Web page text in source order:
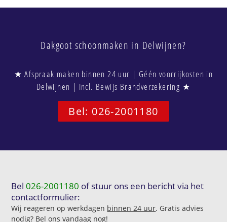
Dakgoot schoonmaken in Delwijnen?
★ Afspraak maken binnen 24 uur | Géén voorrijkosten in
Delwijnen | Incl. Bewijs Brandverzekering ★
Bel: 026-2001180
Bel026-2001180 of stuur ons een bericht via het
contactformulier:
Wij reageren op werkdagen binnen 24 uur. Gratis advies
nodig? Bel ons vandaag nog!